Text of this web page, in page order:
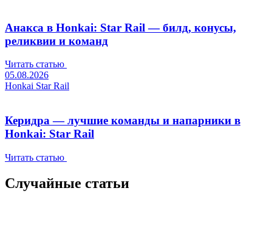
Анакса в Honkai: Star Rail — билд, конусы,
реликвии и команд
Читать статью
05.08.2026
Honkai Star Rail
Керидра — лучшие команды и напарники в
Honkai: Star Rail
Читать статью
Случайные статьи